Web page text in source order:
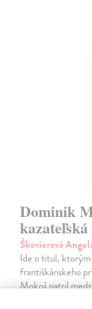
Dominik
Škovierová
Ide o titul, ktorým
františkánskeho
Mokoš patril